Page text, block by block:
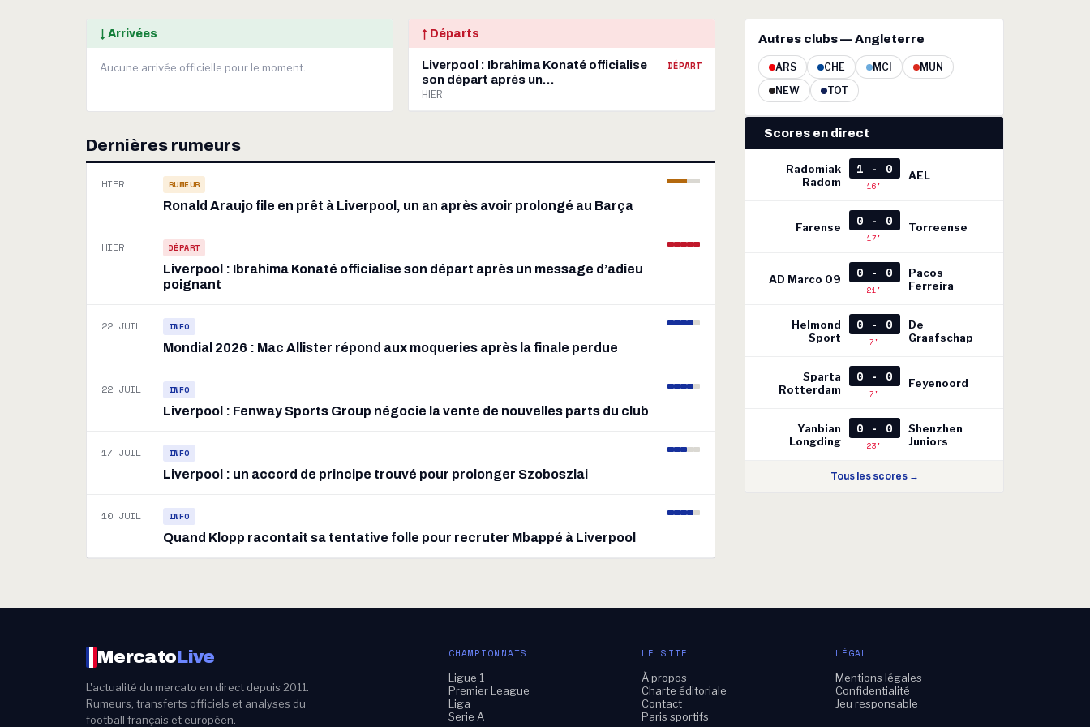
↓ Arrivées
Aucune arrivée officielle pour le moment.
↑ Départs
Liverpool : Ibrahima Konaté officialise
son départ après un…
DÉPART
HIER
Dernières rumeurs
HIER RUMEUR
Ronald Araujo file en prêt à Liverpool, un an après avoir prolongé au Barça
HIER DÉPART
Liverpool : Ibrahima Konaté officialise son départ après un message d’adieu
poignant
22 JUIL INFO
Mondial 2026 : Mac Allister répond aux moqueries après la finale perdue
22 JUIL INFO
Liverpool : Fenway Sports Group négocie la vente de nouvelles parts du club
17 JUIL INFO
Liverpool : un accord de principe trouvé pour prolonger Szoboszlai
10 JUIL INFO
Quand Klopp racontait sa tentative folle pour recruter Mbappé à Liverpool
Autres clubs — Angleterre
ARS CHE MCI
MUN
NEW
TOT
Scores en direct
Radomiak
Radom
1 - 0
16'
AEL
Farense 0 - 0
17'
Torreense
AD Marco 09 0 - 0
21'
Pacos
Ferreira
Helmond
Sport
0 - 0
7'
De
Graafschap
Sparta
Rotterdam
0 - 0
7'
Feyenoord
Yanbian
Longding
0 - 0
23'
Shenzhen
Juniors
Tous les scores →
MercatoLive
L'actualité du mercato en direct depuis 2011.
Rumeurs, transferts officiels et analyses du
football français et européen.
CHAMPIONNATS
Ligue 1
Premier League
Liga
Serie A
LE SITE
À propos
Charte éditoriale
Contact
Paris sportifs
LÉGAL
Mentions légales
Confidentialité
Jeu responsable